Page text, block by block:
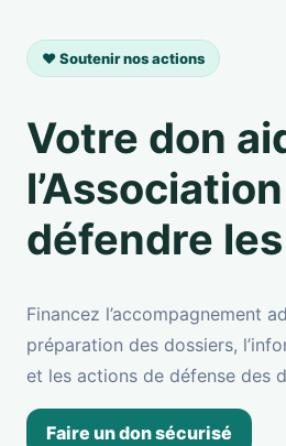
❤️ Soutenir nos actions
Votre don
défendre
Financez l’accompagnement
préparation des dossiers,
et les actions de défense des
Faire un don sécurisé